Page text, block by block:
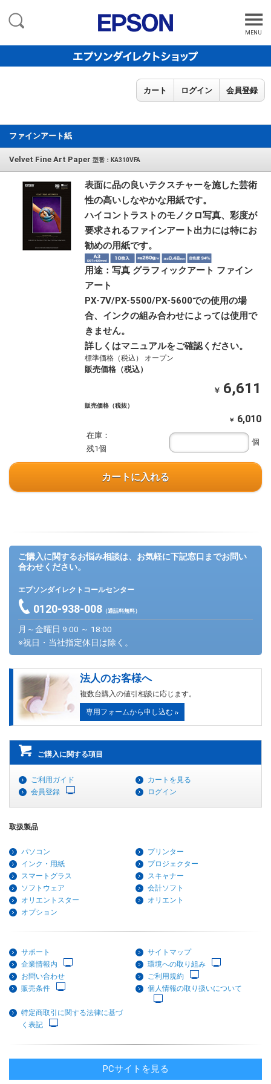
MENU
カート ログイン 会員登録
ファインアート紙
Velvet Fine Art Paper 型番：KA310VFA
表面に品の良いテクスチャーを施した芸術
性の高いしなやかな用紙です。
ハイコントラストのモノクロ写真、彩度が
要求されるファインアート出力には特にお
勧めの用紙です。
用途：写真 グラフィックアート ファイン
アート
PX-7V/PX-5500/PX-5600での使用の場
合、インクの組み合わせによっては使用で
きません。
詳しくはマニュアルをご確認ください。
標準価格（税込） オープン
販売価格（税込）
￥ 6,611
販売価格（税抜）
￥ 6,010
在庫：
残1個
個
カートに入れる
ご購入に関するお悩み相談は、お気軽に下記窓口までお問い
合わせください。
エプソンダイレクトコールセンター
0120-938-008（通話料無料）
月～金曜日 9:00 ～ 18:00
※祝日・当社指定休日は除く。
法人のお客様へ
複数台購入の値引相談に応じます。
専用フォームから申し込む
ご購入に関する項目
ご利用ガイド
カートを見る
会員登録
ログイン
取扱製品
パソコン
プリンター
インク・用紙
プロジェクター
スマートグラス
スキャナー
ソフトウェア
会計ソフト
オリエントスター
オリエント
オプション
サポート
サイトマップ
企業情報内
環境への取り組み
お問い合わせ
ご利用規約
販売条件
個人情報の取り扱いについて
特定商取引に関する法律に基づ
く表記
PCサイトを見る